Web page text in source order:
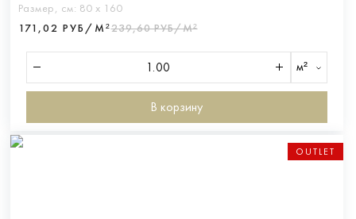
Размер, см: 80 х 160
171,02 РУБ/М²239,60 РУБ/М²
м²
В корзину
OUTLET